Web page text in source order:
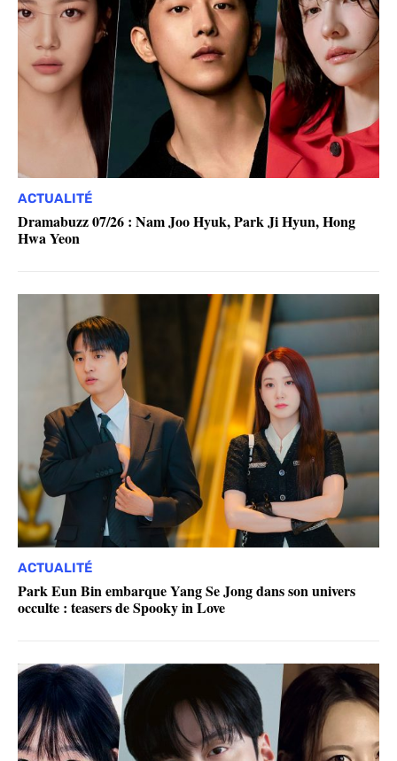
ACTUALITÉ
Dramabuzz 07/26 : Nam Joo Hyuk, Park Ji Hyun, Hong
Hwa Yeon
ACTUALITÉ
Park Eun Bin embarque Yang Se Jong dans son univers
occulte : teasers de Spooky in Love